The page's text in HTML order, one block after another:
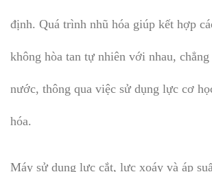
định. Quá trình nhũ hóa giúp kết hợp
không hòa tan tự nhiên với nhau,
nước, thông qua việc sử dụng lực cơ
hóa.
Máy sử dụng lực cắt, lực xoáy và áp